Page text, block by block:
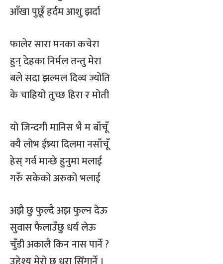
आँखा पुछूँ हर्दम आशु झर्दा
फालेर सारा मनका कचेरा
हुन् देहका निर्मल तन्तु मेरा
बले सदा झल्मल दिव्य ज्योति
के चाहियो तुच्छ हिरा र मोती
यो जिन्दगी मानिस भै म बाँचूँ
क्यै लोभ ईष्र्या दिलमा नसाँचूँ
हेस् गर्व मान्छे हुनुमा मलाई
गरुँ सकेको अरुको भलाई
अझै छु फुल्दै अझ फुल्न देऊ
सुवास फैलाउँछु धर्य लेऊ
चुँडी अकालै किन नास पार्ने ?